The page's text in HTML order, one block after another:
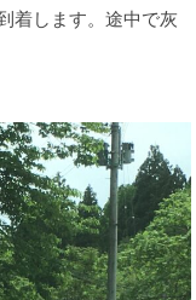
着します。途中で灰